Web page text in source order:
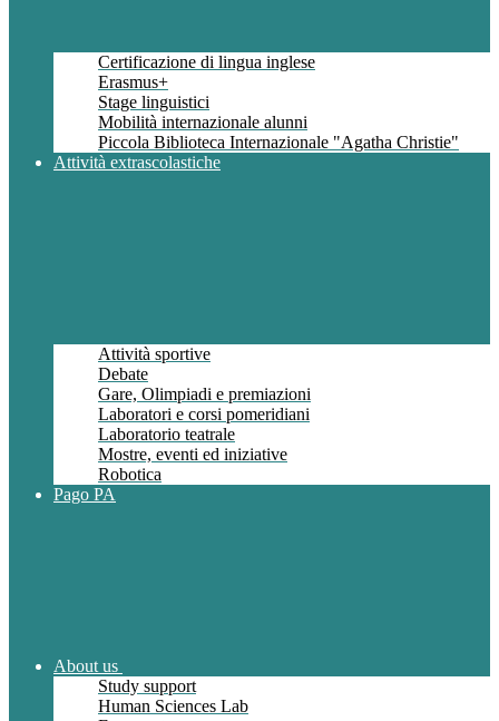
Certificazione di lingua inglese
Erasmus+
Stage linguistici
Mobilità internazionale alunni
Piccola Biblioteca Internazionale "Agatha Christie"
Attività extrascolastiche
Attività sportive
Debate
Gare, Olimpiadi e premiazioni
Laboratori e corsi pomeridiani
Laboratorio teatrale
Mostre, eventi ed iniziative
Robotica
Pago PA
About us
Study support
Human Sciences Lab